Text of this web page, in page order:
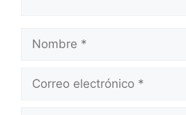
electrónico